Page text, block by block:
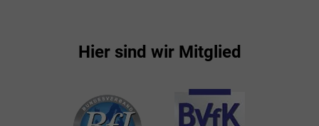
Hier sind wir Mitglied